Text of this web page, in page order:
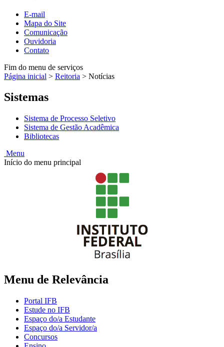
E-mail
Mapa do Site
Comunicação
Ouvidoria
Contato
Fim do menu de serviços
Página inicial > Reitoria > Notícias
Sistemas
Sistema de Processo Seletivo
Sistema de Gestão Acadêmica
Bibliotecas
Menu
Início do menu principal
Menu de Relevância
Portal IFB
Estude no IFB
Espaço do/a Estudante
Espaço do/a Servidor/a
Concursos